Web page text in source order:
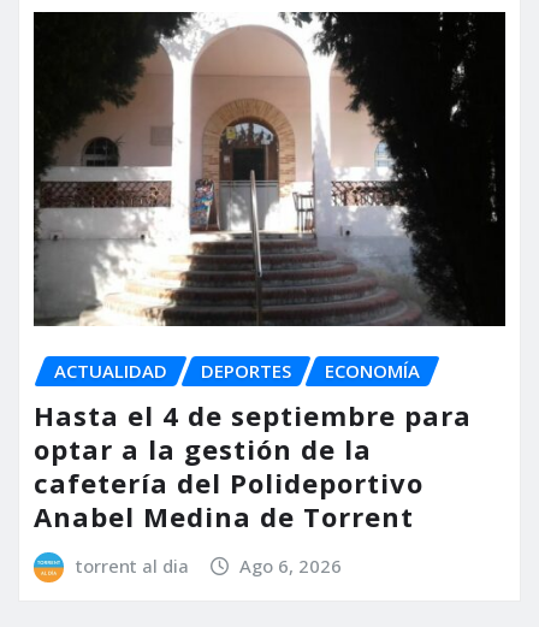
ACTUALIDAD DEPORTES ECONOMÍA
Hasta el 4 de septiembre para
optar a la gestión de la
cafetería del Polideportivo
Anabel Medina de Torrent
torrent al dia Ago 6, 2026